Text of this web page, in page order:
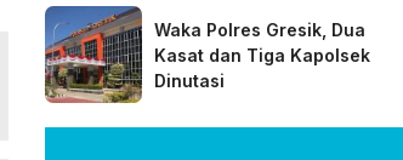
Waka Polres Gresik, Dua
Kasat dan Tiga Kapolsek
Dinutasi